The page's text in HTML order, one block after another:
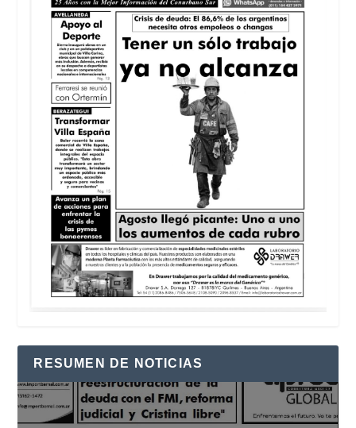
RESUMEN DE NOTICIAS
Reproductor
de
vídeo